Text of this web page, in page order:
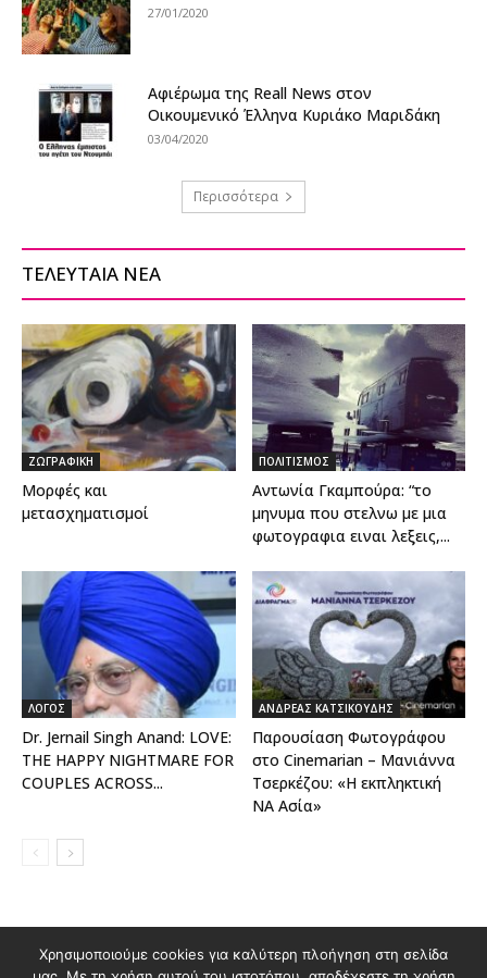
27/01/2020
Αφιέρωμα της Reall News στον
Οικουμενικό Έλληνα Κυριάκο Μαριδάκη
03/04/2020
Περισσότερα
ΤΕΛΕΥΤΑΙΑ ΝΕΑ
ΖΩΓΡΑΦΙΚΗ
Μορφές και
μετασχηματισμοί
ΠΟΛΙΤΙΣΜΟΣ
Αντωνία Γκαμπούρα: “το
μηνυμα που στελνω με μια
φωτογραφια ειναι λεξεις,...
ΛΟΓΟΣ
Dr. Jernail Singh Anand: LOVE:
THE HAPPY NIGHTMARE FOR
COUPLES ACROSS...
ΑΝΔΡΕΑΣ ΚΑΤΣΙΚΟΥΔΗΣ
Παρουσίαση Φωτογράφου
στο Cinemarian – Μανιάννα
Τσερκέζου: «Η εκπληκτική
ΝΑ Ασία»
Διαφημιστείτε στο Polis Magazino
Χρησιμοποιούμε cookies για καλύτερη πλοήγηση στη σελίδα